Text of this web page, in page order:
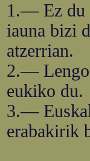
1.— Ez du
iauna bizi
atzerrian.
2.— Lengo
eukiko du.
3.—
erabakirik